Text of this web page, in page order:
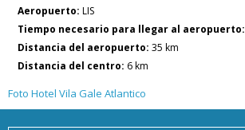
Aeropuerto: LIS
Tiempo necesario para llegar al aeropuerto:
Distancia del aeropuerto: 35 km
Distancia del centro: 6 km
Foto Hotel Vila Gale Atlantico